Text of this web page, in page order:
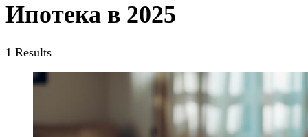
Ипотека в 2025
1 Results